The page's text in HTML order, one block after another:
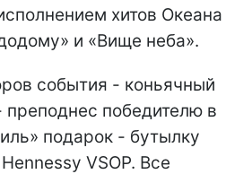
хитов Океана
и «Вище неба».
события - коньячный
победителю в
подарок - бутылку
VSOP. Все